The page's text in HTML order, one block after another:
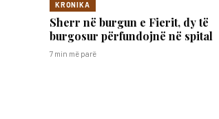
KRONIKA
Sherr në burgun e Fierit, dy të
burgosur përfundojnë në spital
7 min më parë